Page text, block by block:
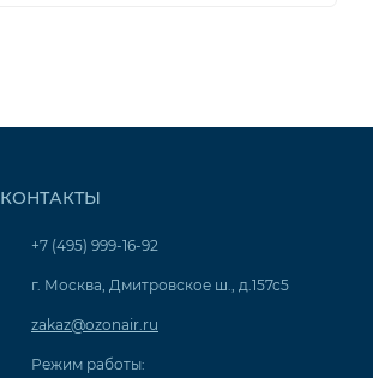
КОНТАКТЫ
+7 (495) 999-16-92
г. Москва, Дмитровское ш., д.157с5
zakaz@ozonair.ru
Режим работы: